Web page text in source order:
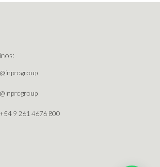
@inprogroup
@inprogroup
+54 9 261 4676 800